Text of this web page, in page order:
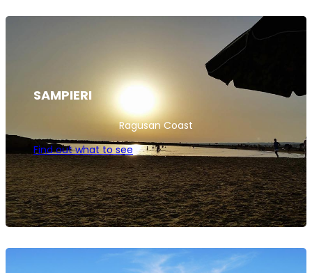
SAMPIERI
Ragusan Coast
Find out what to see